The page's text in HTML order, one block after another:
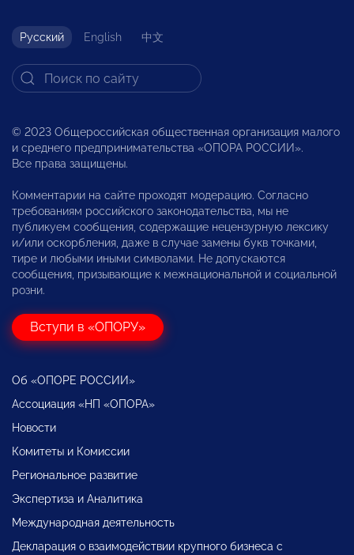
Русский English 中文
© 2023 Общероссийская общественная организация малого
и среднего предпринимательства «ОПОРА РОССИИ».
Все права защищены.
Комментарии на сайте проходят модерацию. Согласно
требованиям российского законодательства, мы не
публикуем сообщения, содержащие нецензурную лексику
и/или оскорбления, даже в случае замены букв точками,
тире и любыми иными символами. Не допускаются
сообщения, призывающие к межнациональной и социальной
розни.
Вступи в «ОПОРУ»
Об «ОПОРЕ РОССИИ»
Ассоциация «НП «ОПОРА»
Новости
Комитеты и Комиссии
Региональное развитие
Экспертиза и Аналитика
Международная деятельность
Декларация о взаимодействии крупного бизнеса с